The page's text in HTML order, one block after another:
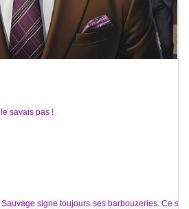
savais pas !
Sauvage signe toujours ses barbouzeries. Ce soir